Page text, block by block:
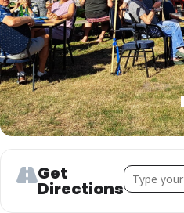
Get
Directions
Address -